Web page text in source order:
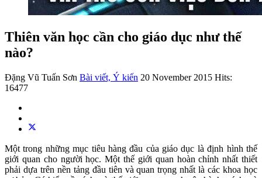
Thiên văn học cần cho giáo dục như thế
nào?
Đặng Vũ Tuấn Sơn Bài viết, Ý kiến 20 November 2015 Hits:
16477
Một trong những mục tiêu hàng đầu của giáo dục là định hình thế
giới quan cho người học. Một thế giới quan hoàn chỉnh nhất thiết
phải dựa trên nền tảng đầu tiên và quan trọng nhất là các khoa học